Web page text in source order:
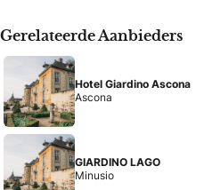
Gerelateerde Aanbieders
Hotel Giardino Ascona
Ascona
GIARDINO LAGO
Minusio